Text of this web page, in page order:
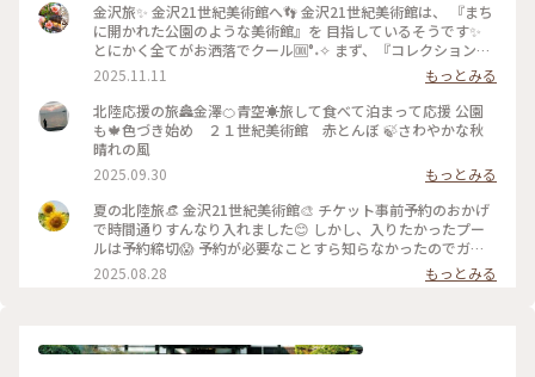
金沢旅✨ 金沢21世紀美術館へ👣 金沢21世紀美術館は、 『まち
に開かれた公園のような美術館』を 目指しているそうです✨
とにかく全てがお洒落でクール🆒°˖✧ まず、『コレクション展
2 文字の可能性』を鑑賞。 現代アート作品における「文字」
の表現に 焦点を当てて、文字が持つ可能性を 絵画、版画、
書、陶芸、映像など 様々な形式の作品を通して探求していま
す。 文字に関して多角的な視点から見た作品の数々、 こうい
う見方もあるんだ！と とても興味深かったです✨ また、
『SIDE CORE Living road, Living space / 生きている道、生き
るための場所』も鑑賞。 これは、アートチームSIDE COREの
展覧会で、 「道」や「移動」をテーマに、 ストリートカルチ
ャーの視点から 「異なる場所をつなぐ表現」、 「生きるため
の場所」を 美術館の中に創出することを目指しているそう✨
様々な角度から道や移動を見ている作品、 一体感もあってと
っても面白かったです！ 一日中いても楽しめる とっても素敵
所』 2025年10月18日(土) - 2026年3月15日(日) #金沢21世紀
2025.11.11
もっとみる
北陸応援の旅🏯金澤🍊青空☀️旅して食べて泊まって応援 公園
も🍁色づき始め ２１世紀美術館 赤とんぼ 🍃さわやかな秋
晴れの風
2025.09.30
もっとみる
夏の北陸旅👒 金沢21世紀美術館🎨‎ チケット事前予約のおかげ
で時間通りすんなり入れました😊 しかし、入りたかったプー
ルは予約締切😱 予約が必要なことすら知らなかったのでガッ
カリ💧 そうですよね、人気の美術館ですものね… そして雨の
ため、屋外でプールを上から覗くのも中止になっていました💧
み、上から覗くプールが見られるようになり急いで見学！ も
2025.08.28 もっとみる